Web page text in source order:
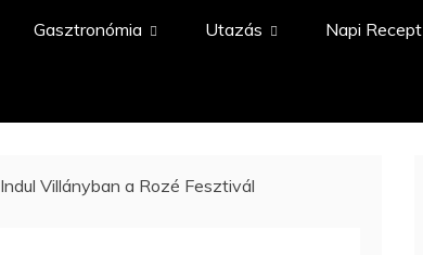
Gasztronómia Utazás Napi Recept
Indul Villányban a Rozé Fesztivál